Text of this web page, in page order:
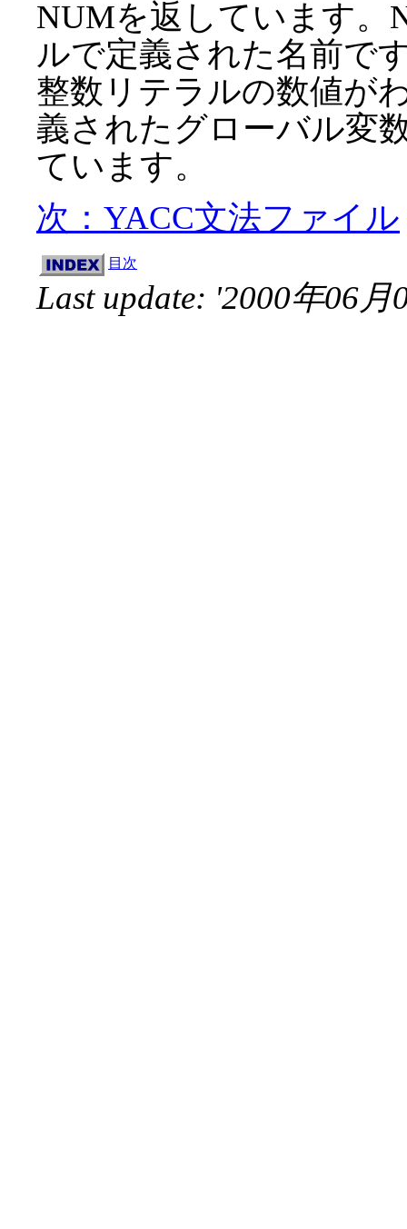
NUMを返しています。
ルで定義された名前で
整数リテラルの数値が
義されたグローバル変
ています。
次：YACC文法ファイル
目次
Last update: '2000年06月